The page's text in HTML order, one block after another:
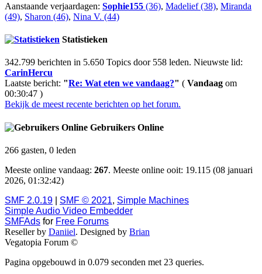
Aanstaande verjaardagen: Sophie155 (36), Madelief (38), Miranda
(49), Sharon (46), Nina V. (44)
Statistieken
342.799 berichten in 5.650 Topics door 558 leden. Nieuwste lid:
CarinHercu
Laatste bericht: "Re: Wat eten we vandaag?" ( Vandaag om
00:30:47 )
Bekijk de meest recente berichten op het forum.
Gebruikers Online
266 gasten, 0 leden
Meeste online vandaag: 267. Meeste online ooit: 19.115 (08 januari
2026, 01:32:42)
SMF 2.0.19
SMF © 2021, Simple Machines
Simple Audio Video Embedder
SMFAds for Free Forums
Reseller by Daniiel. Designed by Brian
Vegatopia Forum ©
Pagina opgebouwd in 0.079 seconden met 23 queries.